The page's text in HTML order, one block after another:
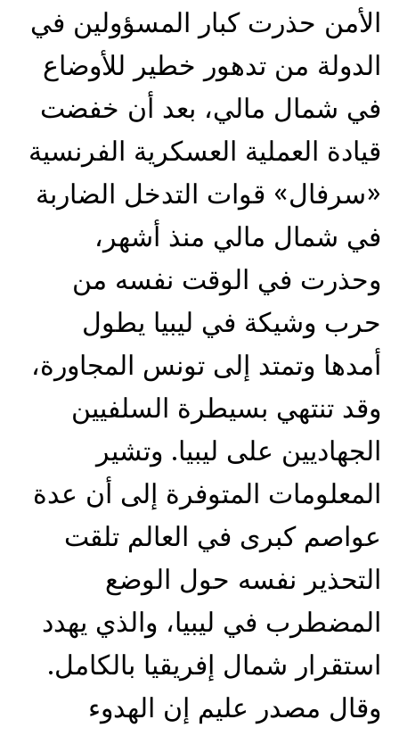
الأمن حذرت كبار المسؤولين في
الدولة من تدهور خطير للأوضاع
في شمال مالي، بعد أن خفضت
قيادة العملية العسكرية الفرنسية
«سرفال» قوات التدخل الضاربة
في شمال مالي منذ أشهر،
وحذرت في الوقت نفسه من
حرب وشيكة في ليبيا يطول
أمدها وتمتد إلى تونس المجاورة،
وقد تنتهي بسيطرة السلفيين
الجهاديين على ليبيا. وتشير
المعلومات المتوفرة إلى أن عدة
عواصم كبرى في العالم تلقت
التحذير نفسه حول الوضع
المضطرب في ليبيا، والذي يهدد
استقرار شمال إفريقيا بالكامل.
وقال مصدر عليم إن الهدوء